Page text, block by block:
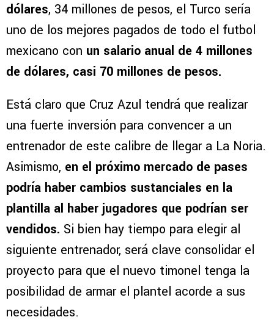
dólares, 34 millones de pesos, el Turco sería
uno de los mejores pagados de todo el futbol
mexicano con un salario anual de 4 millones
de dólares, casi 70 millones de pesos.
Está claro que Cruz Azul tendrá que realizar
una fuerte inversión para convencer a un
entrenador de este calibre de llegar a La Noria.
Asimismo, en el próximo mercado de pases
podría haber cambios sustanciales en la
plantilla al haber jugadores que podrían ser
vendidos. Si bien hay tiempo para elegir al
siguiente entrenador, será clave consolidar el
proyecto para que el nuevo timonel tenga la
posibilidad de armar el plantel acorde a sus
necesidades.